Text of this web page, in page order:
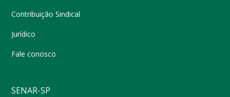
Contribuição Sindical
Jurídico
Fale conosco
SENAR-SP